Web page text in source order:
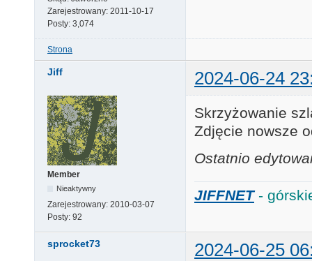
Zarejestrowany: 2011-10-17
Posty: 3,074
Strona
Jiff 2024-06-24
Member
Nieaktywny
Zarejestrowany: 2010-03-07
Posty: 92
Skrzyżowanie
Zdjęcie nowsze
Ostatnio
JIFFNET-
sprocket73 2024-06-25